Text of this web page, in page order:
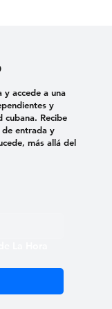
y accede a una
y
Recibe
de entrada y
más allá del